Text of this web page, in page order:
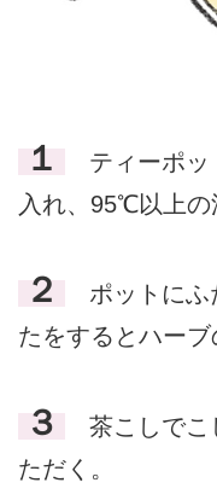
１
ティーポッ
入れ、95℃以上の
２
ポットにふ
たをするとハーブ
３
茶こしでこ
ただく。